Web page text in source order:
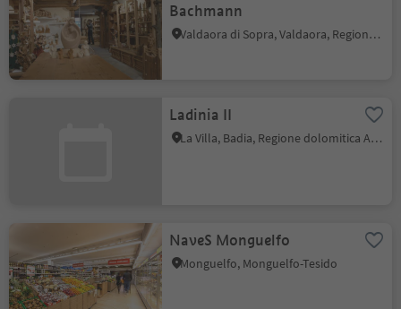
Bachmann
Valdaora di Sopra, Valdaora, Regione dolomitica Plan de Corones
Ladinia II
La Villa, Badia, Regione dolomitica Alta Badia
NaveS Monguelfo
Monguelfo, Monguelfo-Tesido